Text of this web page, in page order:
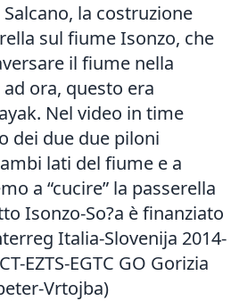
la costruzione
sul fiume Isonzo, che
il fiume nella
ora, questo era
Nel video in time
dei due due piloni
lati del fiume e a
a “cucire” la passerella
Isonzo-So?a è finanziato
Italia-Slovenija 2014-
EZTS-EGTC GO Gorizia
Vrtojba)